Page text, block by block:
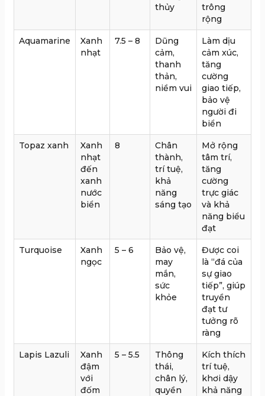
thủy
trông
rộng
Aquamarine
Xanh
nhạt
7.5 – 8
Dũng
cảm,
thanh
thản,
niềm vui
Làm dịu
cảm xúc,
tăng
cường
giao tiếp,
bảo vệ
người đi
biển
Topaz xanh
Xanh
nhạt
đến
xanh
nước
biển
8
Chân
thành,
trí tuệ,
khả
năng
sáng tạo
Mở rộng
tâm trí,
tăng
cường
trực giác
và khả
năng biểu
đạt
Turquoise
Xanh
ngọc
5 – 6
Bảo vệ,
may
mắn,
sức
khỏe
Được coi
là “đá của
sự giao
tiếp”, giúp
truyền
đạt tư
tưởng rõ
ràng
Lapis Lazuli
Xanh
đậm
với
đốm
5 – 5.5
Thông
thái,
chân lý,
quyền
Kích thích
trí tuệ,
khơi dậy
khả năng